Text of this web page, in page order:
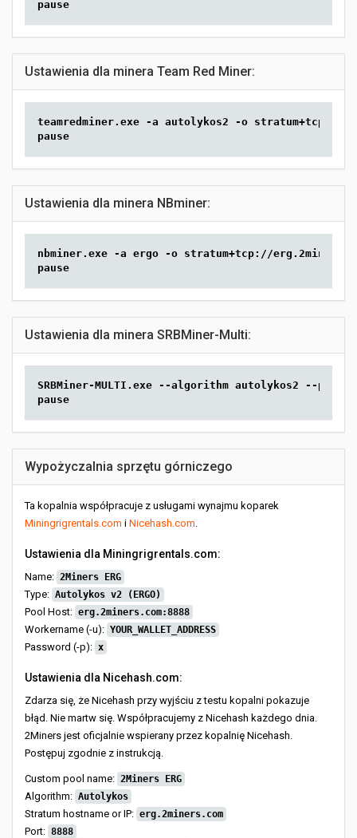
pause
Ustawienia dla minera Team Red Miner:
teamredminer.exe -a autolykos2 -o stratum+tcp://
pause
Ustawienia dla minera NBminer:
nbminer.exe -a ergo -o stratum+tcp://
pause
Ustawienia dla minera SRBMiner-Multi:
SRBMiner-MULTI.exe --algorithm autolykos2 --pool
pause
Wypożyczalnia sprzętu górniczego
Ta kopalnia współpracuje z usługami wynajmu koparek
Miningrigrentals.com i Nicehash.com.
Ustawienia dla Miningrigrentals.com:
Name: 2Miners ERG
Type: Autolykos v2 (ERGO)
Pool Host: erg.2miners.com:8888
Workername (-u): YOUR_WALLET_ADDRESS
Password (-p): x
Ustawienia dla Nicehash.com:
Zdarza się, że Nicehash przy wyjściu z testu kopalni pokazuje
błąd. Nie martw się. Współpracujemy z Nicehash każdego dnia.
2Miners jest oficjalnie wspierany przez kopalnię Nicehash.
Postępuj zgodnie z instrukcją.
Custom pool name: 2Miners ERG
Algorithm: Autolykos
Stratum hostname or IP: erg.2miners.com
Port: 8888